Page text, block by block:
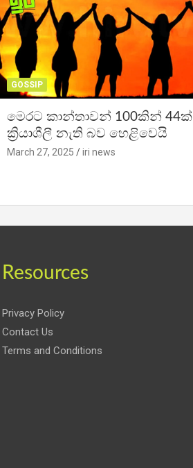
GOSSIP
මෙරට කාන්තාවන් 100කින් 44ක්
ක්‍රියාශීලී නැති බව හෙළිවෙයි
March 27, 2025 iri news
Resources
Privacy Policy
Contact Us
Terms and Conditions